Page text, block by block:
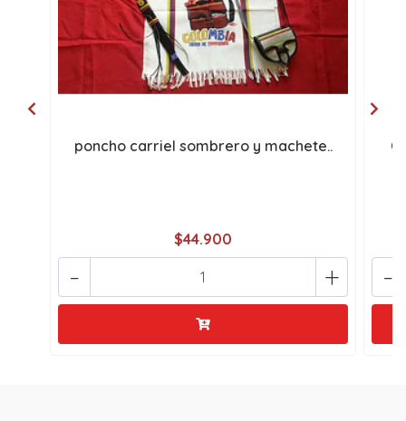
poncho carriel sombrero y machete..
$44.900
+
- -